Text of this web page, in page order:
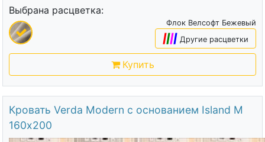
Выбрана расцветка:
Флок Велсофт Бежевый
|||| Другие расцветки
Купить
Кровать Verda Modern с основанием Island M
160х200